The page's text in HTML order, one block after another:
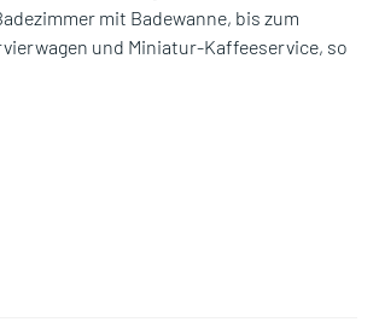
mit Badewanne, bis zum
und Miniatur-Kaffeeservice, so